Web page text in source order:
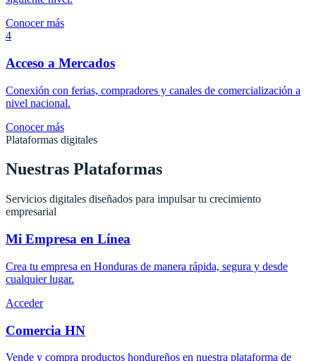
Conocer más
4
Acceso a Mercados
Conexión con ferias, compradores y canales de comercialización a
nivel nacional.
Conocer más
Plataformas digitales
Nuestras Plataformas
Servicios digitales diseñados para impulsar tu crecimiento
empresarial
Mi Empresa en Línea
Crea tu empresa en Honduras de manera rápida, segura y desde
cualquier lugar.
Acceder
Comercia HN
Vende y compra productos hondureños en nuestra plataforma de